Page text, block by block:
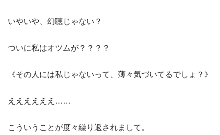
いやいや、幻聴じゃない？
ついに私はオツムが？？？？
《その人には私じゃないって、薄々気づいてるでしょ？》
ええええええ……
こういうことが度々繰り返されまして。